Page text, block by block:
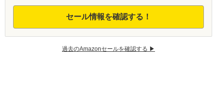
セール情報を確認する！
過去のAmazonセールを確認する ▶︎